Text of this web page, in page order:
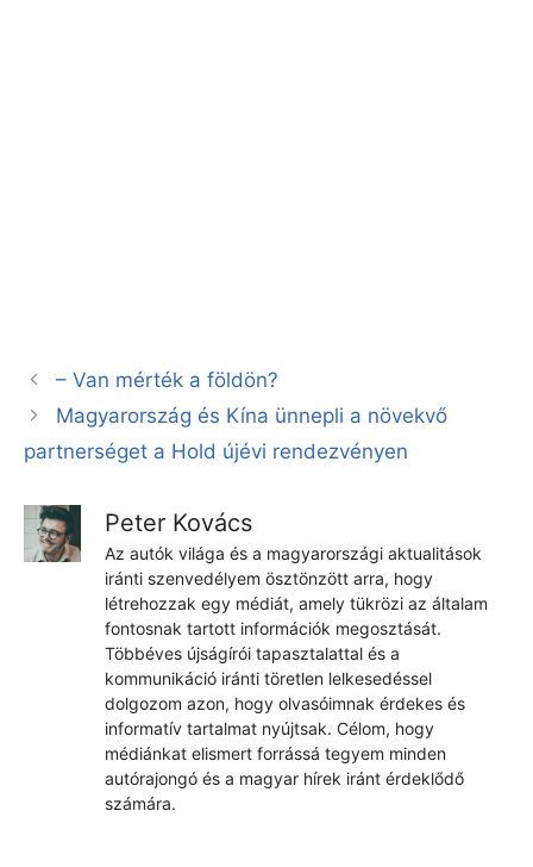
– Van mérték a földön?
Magyarország és Kína ünnepli a növekvő
partnerséget a Hold újévi rendezvényen
Peter Kovács
Az autók világa és a magyarországi aktualitások
iránti szenvedélyem ösztönzött arra, hogy
létrehozzak egy médiát, amely tükrözi az általam
fontosnak tartott információk megosztását.
Többéves újságírói tapasztalattal és a
kommunikáció iránti töretlen lelkesedéssel
dolgozom azon, hogy olvasóimnak érdekes és
informatív tartalmat nyújtsak. Célom, hogy
médiánkat elismert forrássá tegyem minden
autórajongó és a magyar hírek iránt érdeklődő
számára.